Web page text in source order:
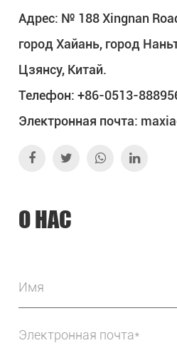
Адрес: № 188 Xingnan
город Хайань, город
Цзянсу, Китай.
Телефон: +86-0513-
Электронная почта:
О НАС